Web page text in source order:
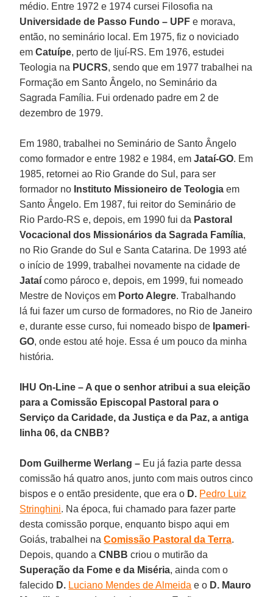
médio. Entre 1972 e 1974 cursei Filosofia na
Universidade de Passo Fundo – UPF e morava,
então, no seminário local. Em 1975, fiz o noviciado
emCatuípe, perto de Ijuí-RS. Em 1976, estudei
Teologia na PUCRS, sendo que em 1977 trabalhei na
Formação em Santo Ângelo, no Seminário da
Sagrada Família. Fui ordenado padre em 2 de
dezembro de 1979.
Em 1980, trabalhei no Seminário de Santo Ângelo
como formador e entre 1982 e 1984, emJataí-GO. Em
1985, retornei ao Rio Grande do Sul, para ser
formador no Instituto Missioneiro de Teologia em
Santo Ângelo. Em 1987, fui reitor do Seminário de
Rio Pardo-RS e, depois, em 1990 fui da Pastoral
Vocacional dos Missionários da Sagrada Família,
no Rio Grande do Sul e Santa Catarina. De 1993 até
o início de 1999, trabalhei novamente na cidade de
Jataí como pároco e, depois, em 1999, fui nomeado
Mestre de Noviços em Porto Alegre. Trabalhando
lá fui fazer um curso de formadores, no Rio de Janeiro
e, durante esse curso, fui nomeado bispo de Ipameri-
GO, onde estou até hoje. Essa é um pouco da minha
história.
IHU On-Line – A que o senhor atribui a sua eleição
para a Comissão Episcopal Pastoral para o
Serviço da Caridade, da Justiça e da Paz, a antiga
linha 06, da CNBB?
Dom Guilherme Werlang – Eu já fazia parte dessa
comissão há quatro anos, junto com mais outros cinco
bispos e o então presidente, que era o D. Pedro Luiz
Stringhini. Na época, fui chamado para fazer parte
desta comissão porque, enquanto bispo aqui em
Goiás, trabalhei naComissão Pastoral da Terra.
Depois, quando aCNBB criou o mutirão da
Superação da Fome e da Miséria, ainda com o
falecido D. Luciano Mendes de Almeida e o D. Mauro